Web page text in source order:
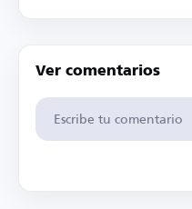
Ver comentarios